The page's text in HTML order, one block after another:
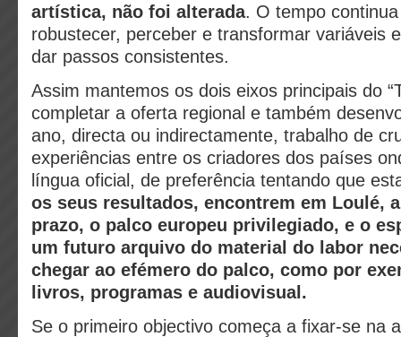
artística, não foi alterada. O tempo
robustecer, perceber e transformar variáveis
dar passos consistentes.
Assim mantemos os dois eixos principais do
completar a oferta regional e também
ano, directa ou indirectamente, trabalho de
experiências entre os criadores dos países
língua oficial, de preferência tentando que
os seus resultados, encontrem em Loulé,
prazo, o palco europeu privilegiado, e o
um futuro arquivo do material do labor
chegar ao efémero do palco, como por
livros, programas e audiovisual.
Se o primeiro objectivo começa a fixar-se na